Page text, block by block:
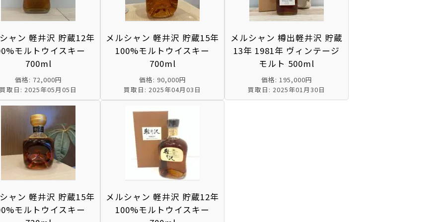
ャン 軽井沢 貯蔵12年
モルトウイスキー
700ml
価格: 72,000円
買取日: 2025年05月05日
メルシャン 軽井沢 貯蔵15年
100%モルトウイスキー
700ml
価格: 90,000円
買取日: 2025年04月03日
メルシャン 樽出軽井沢 貯蔵
13年 1981年 ヴィンテージ
モルト 500ml
価格: 195,000円
買取日: 2025年01月30日
ャン 軽井沢 貯蔵15年
モルトウイスキー
メルシャン 軽井沢 貯蔵12年
100%モルトウイスキー